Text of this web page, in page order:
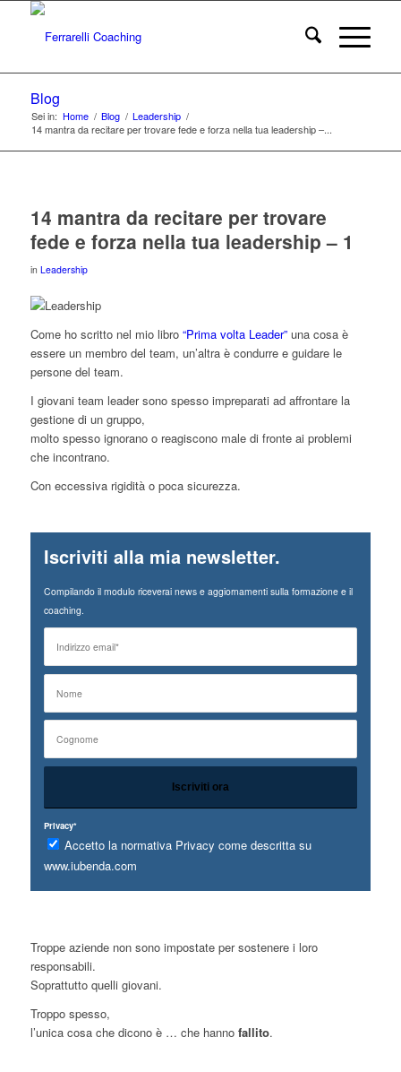
Blog
Sei in: Home / Blog / Leadership /
14 mantra da recitare per trovare fede e forza nella tua leadership –...
14 mantra da recitare per trovare
fede e forza nella tua leadership – 1
in Leadership
Come ho scritto nel mio libro “Prima volta Leader” una cosa è
essere un membro del team, un’altra è condurre e guidare le
persone del team.
I giovani team leader sono spesso impreparati ad affrontare la
gestione di un gruppo,
molto spesso ignorano o reagiscono male di fronte ai problemi
che incontrano.
Con eccessiva rigidità o poca sicurezza.
Iscriviti alla mia newsletter.
Compilando il modulo riceverai news e aggiornamenti sulla formazione e il
coaching.
Privacy*
Accetto la normativa Privacy come descritta su
www.iubenda.com
Troppe aziende non sono impostate per sostenere i loro
responsabili.
Soprattutto quelli giovani.
Troppo spesso,
l’unica cosa che dicono è … che hanno fallito.